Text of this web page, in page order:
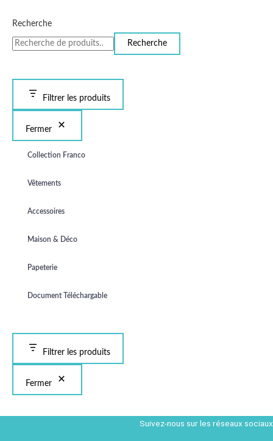
Recherche
Recherche
Filtrer les produits
Fermer
Collection Franco
Vêtements
Accessoires
Maison & Déco
Papeterie
Document Téléchargable
Filtrer les produits
Fermer
Suivez-nous sur les réseaux sociaux